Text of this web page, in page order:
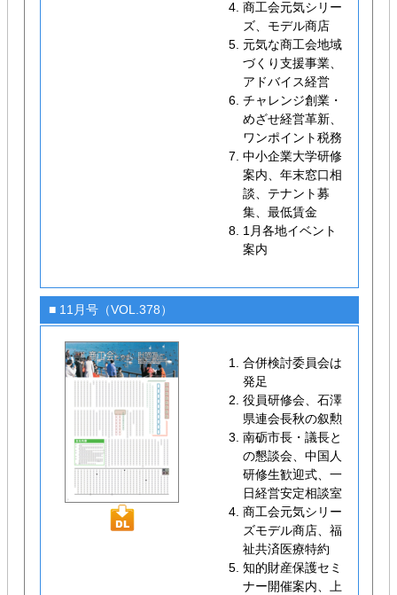
商工会元気シリー
ズ、モデル商店
元気な商工会地域
づくり支援事業、
アドバイス経営
チャレンジ創業・
めざせ経営革新、
ワンポイント税務
中小企業大学研修
案内、年末窓口相
談、テナント募
集、最低賃金
1月各地イベント
案内
■ 11月号（VOL.378）
合併検討委員会は
発足
役員研修会、石澤
県連会長秋の叙勲
南砺市長・議長と
の懇談会、中国人
研修生歓迎式、一
日経営安定相談室
商工会元気シリー
ズモデル商店、福
祉共済医療特約
知的財産保護セミ
ナー開催案内、上